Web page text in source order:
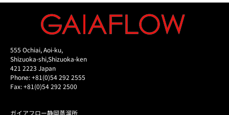
555 Ochiai, Aoi-ku,
Shizuoka-shi,Shizuoka-ken
421 2223 Japan
Phone: +81(0)54 292 2555
Fax: +81(0)54 292 2500
ガイアフロー静岡蒸溜所